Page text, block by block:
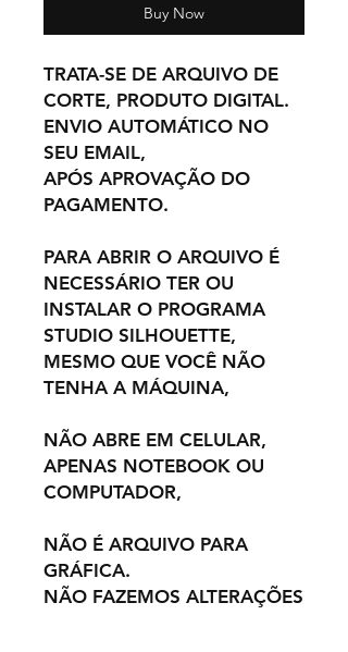
Buy Now
TRATA-SE DE ARQUIVO DE
CORTE, PRODUTO DIGITAL.
ENVIO AUTOMÁTICO NO
SEU EMAIL,
APÓS APROVAÇÃO DO
PAGAMENTO.
PARA ABRIR O ARQUIVO É
NECESSÁRIO TER OU
INSTALAR O PROGRAMA
STUDIO SILHOUETTE,
MESMO QUE VOCÊ NÃO
TENHA A MÁQUINA,
NÃO ABRE EM CELULAR,
APENAS NOTEBOOK OU
COMPUTADOR,
NÃO É ARQUIVO PARA
GRÁFICA.
NÃO FAZEMOS ALTERAÇÕES